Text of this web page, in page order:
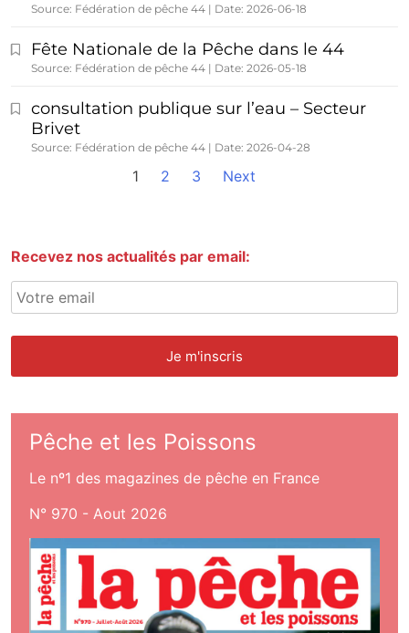
Source: Fédération de pêche 44 Date: 2026-06-18
Fête Nationale de la Pêche dans le 44
Source: Fédération de pêche 44 Date: 2026-05-18
consultation publique sur l’eau – Secteur
Brivet
Source: Fédération de pêche 44 Date: 2026-04-28
1 2 3 Next
Recevez nos actualités par email:
Pêche et les Poissons
Le nº1 des magazines de pêche en France
N° 970 - Aout 2026